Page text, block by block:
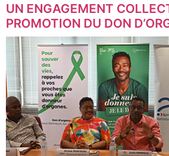
UN ENGAGEMENT
PROMOTION DU DON